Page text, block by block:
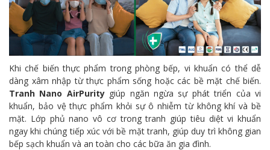
Khi chế biến thực phẩm trong phòng bếp, vi khuẩn có thể dễ
dàng xâm nhập từ thực phẩm sống hoặc các bề mặt chế biến.
Tranh Nano AirPuritygiúp ngăn ngừa sự phát triển của vi
khuẩn, bảo vệ thực phẩm khỏi sự ô nhiễm từ không khí và bề
mặt. Lớp phủ nano vô cơ trong tranh giúp tiêu diệt vi khuẩn
ngay khi chúng tiếp xúc với bề mặt tranh, giúp duy trì không gian
bếp sạch khuẩn và an toàn cho các bữa ăn gia đình.